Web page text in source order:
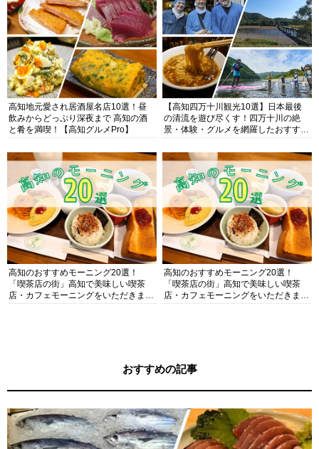
高知地元愛され居酒屋名店10選！昼
飲みからどっぷり深夜まで 高知の酒
と肴を満喫！【高知グルメPro】
【高知四万十川観光10選】日本最後
の清流を遊び尽くす！四万十川の絶
景・体験・グルメを網羅したおすすめ
高知のおすすめモーニング20選！
「喫茶店の街」高知で美味しい喫茶
店・カフェモーニングをいただきま
高知のおすすめモーニング20選！
「喫茶店の街」高知で美味しい喫茶
店・カフェモーニングをいただきま
おすすめの記事